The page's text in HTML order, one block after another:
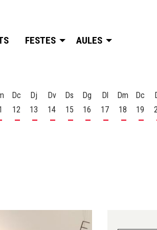
FESTES AULES
10 d'agost11 d'agost
Dc
12
Dimecres 12 d'agost
Dj
13
Dijous 13 d'agost
Dv
14
Divendres 14 d'agost
Ds
15
Dissabte 15 d'agost
Dg
16
Diumenge 16 d'agost
Dl
17
Dilluns 17
Dm
18
Dimarts
Dc
19